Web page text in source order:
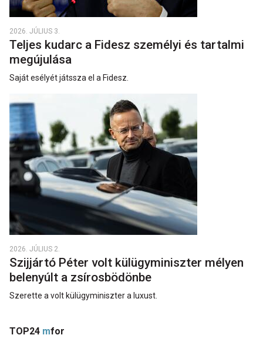
2026. JÚLIUS 3.
Teljes kudarc a Fidesz személyi és tartalmi
megújulása
Saját esélyét játssza el a Fidesz.
2026. JÚLIUS 2.
Szijjártó Péter volt külügyminiszter mélyen
belenyúlt a zsírosbödönbe
Szerette a volt külügyminiszter a luxust.
TOP24 mfor